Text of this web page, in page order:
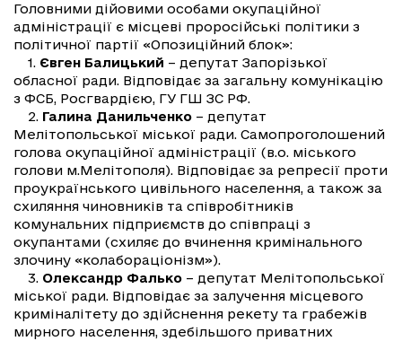
Головними дійовими особами окупаційної
адміністрації є місцеві проросійські політики з
політичної партії «Опозиційний блок»:
1. Євген Балицький – депутат Запорізької
обласної ради. Відповідає за загальну комунікацію
з ФСБ, Росгвардією, ГУ ГШ ЗС РФ.
2. Галина Данильченко – депутат
Мелітопольської міської ради. Самопроголошений
голова окупаційної адміністрації (в.о. міського
голови м.Мелітополя). Відповідає за репресії проти
проукраїнського цивільного населення, а також за
схиляння чиновників та співробітників
комунальних підприємств до співпраці з
окупантами (схиляє до вчинення кримінального
злочину «колабораціонізм»).
3. Олександр Фалько – депутат Мелітопольської
міської ради. Відповідає за залучення місцевого
криміналітету до здійснення рекету та грабежів
мирного населення, здебільшого приватних